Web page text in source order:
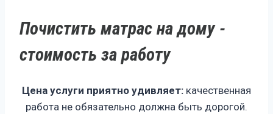
Почистить матрас на дому -
стоимость за работу
Цена услуги приятно удивляет: качественная
работа не обязательно должна быть дорогой.